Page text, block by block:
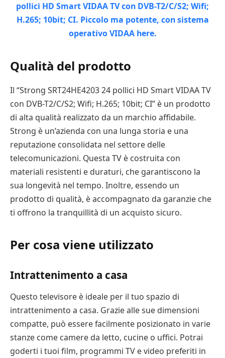
Qualità del prodotto
Il “Strong SRT24HE4203 24 pollici HD Smart VIDAA TV
con DVB-T2/C/S2; Wifi; H.265; 10bit; CI” è un prodotto
di alta qualità realizzato da un marchio affidabile.
Strong è un’azienda con una lunga storia e una
reputazione consolidata nel settore delle
telecomunicazioni. Questa TV è costruita con
materiali resistenti e duraturi, che garantiscono la
sua longevità nel tempo. Inoltre, essendo un
prodotto di qualità, è accompagnato da garanzie che
ti offrono la tranquillità di un acquisto sicuro.
Per cosa viene utilizzato
Intrattenimento a casa
Questo televisore è ideale per il tuo spazio di
intrattenimento a casa. Grazie alle sue dimensioni
compatte, può essere facilmente posizionato in varie
stanze come camere da letto, cucine o uffici. Potrai
goderti i tuoi film, programmi TV e video preferiti in